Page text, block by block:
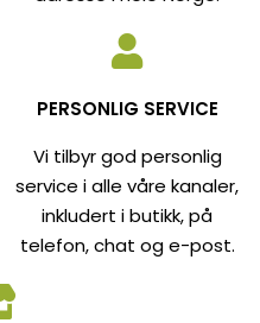
PERSONLIG SERVICE
Vi tilbyr god personlig
service i alle våre kanaler,
inkludert i butikk, på
telefon, chat og e-post.